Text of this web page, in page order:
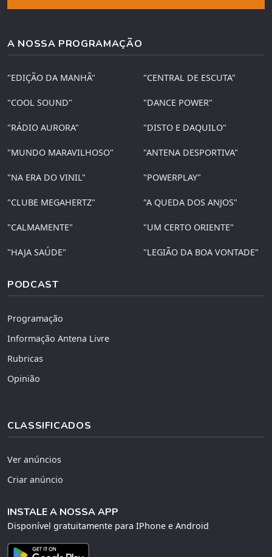
A NOSSA PROGRAMAÇÃO
"EDIÇÃO DA MANHÃ" "CENTRAL DE ESCUTA"
"COOL SOUND" "DANCE POWER"
"RÁDIO AURORA" "DISTO E DAQUILO"
"MUNDO MARAVILHOSO" "ANTENA DESPORTIVA"
"NA ERA DO VINIL" "POWERPLAY"
"CLUBE MEGAHERTZ" "A QUEDA DOS ANJOS"
"CALMAMENTE" "UM CERTO ORIENTE"
"HAJA SAÚDE" "LEGIÃO DA BOA VONTADE"
PODCAST
Programação
Informação Antena Livre
Rubricas
Opinião
CLASSIFICADOS
Ver anúncios
Criar anúncio
INSTALE A NOSSA APP
Disponível gratuitamente para IPhone e Android